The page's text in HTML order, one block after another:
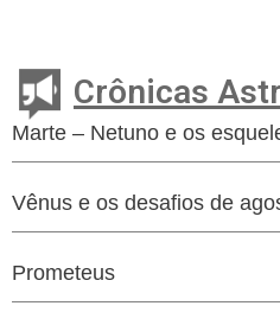
Crônicas
Marte – Netuno e os
Vênus e os desafios de
Prometeus